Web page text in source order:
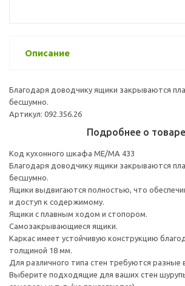
Описание
Благодаря доводчику ящики закрываются
бесшумно.
Артикул: 092.356.26
Подробнее о товаре
Код кухонного шкафа ME/MA 433
Благодаря доводчику ящики закрываются
бесшумно.
Ящики выдвигаются полностью, что
и доступ к содержимому.
Ящики с плавным ходом и стопором.
Самозакрывающиеся ящики.
Каркас имеет устойчивую конструкцию
толщиной 18 мм.
Для различного типа стен требуются разные
Выберите подходящие для ваших стен